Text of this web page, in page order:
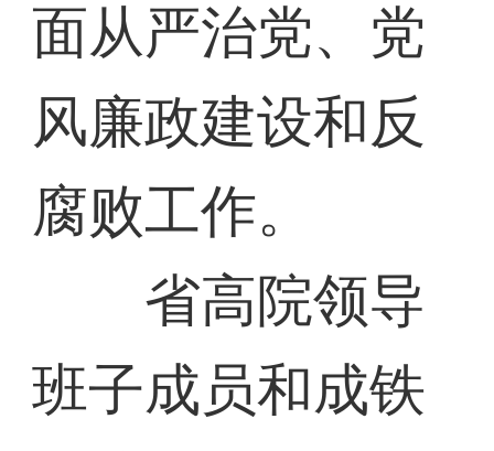
面从严治党、党
风廉政建设和反
腐败工作。
省高院领导
班子成员和成铁